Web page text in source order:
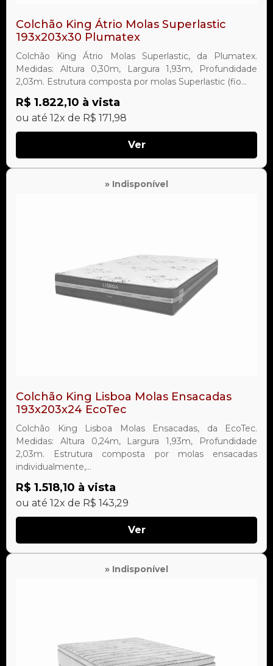
Colchão King Átrio Molas Superlastic
193x203x30 Plumatex
Colchão King Átrio Molas Superlastic, da Plumatex.
Medidas: Altura 0,30m, Largura 1,93m, Profundidade
2,03m. Estrutura composta por molas Superlastic (fio...
R$ 1.822,10 à vista
ou até 12x de R$ 171,98
Ver
» Indisponível
Colchão King Lisboa Molas Ensacadas
193x203x24 EcoTec
Colchão King Lisboa Molas Ensacadas, da EcoTec.
Medidas: Altura 0,24m, Largura 1,93m, Profundidade
2,03m. Estrutura composta por molas ensacadas
individualmente,...
R$ 1.518,10 à vista
ou até 12x de R$ 143,29
Ver
» Indisponível